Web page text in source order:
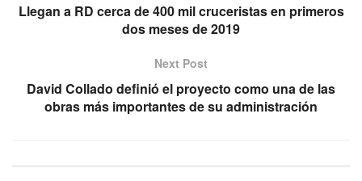
Llegan a RD cerca de 400 mil cruceristas en primeros
dos meses de 2019
Next Post
David Collado definió el proyecto como una de las
obras más importantes de su administración